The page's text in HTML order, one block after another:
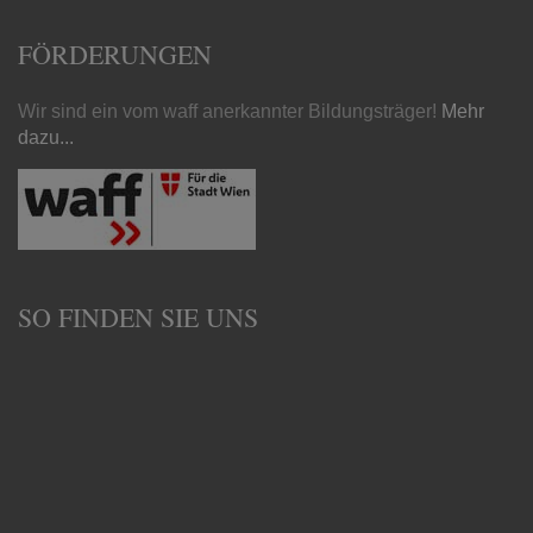
FÖRDERUNGEN
Wir sind ein vom waff anerkannter Bildungsträger! Mehr
dazu...
SO FINDEN SIE UNS